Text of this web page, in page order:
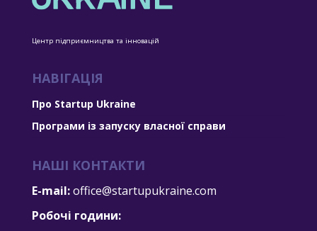
Центр підприємництва та інновацій
НАВІГАЦІЯ
Про Startup Ukraine
Програми із запуску власної справи
НАШІ КОНТАКТИ
E-mail:office@startupukraine.com
Робочі години: